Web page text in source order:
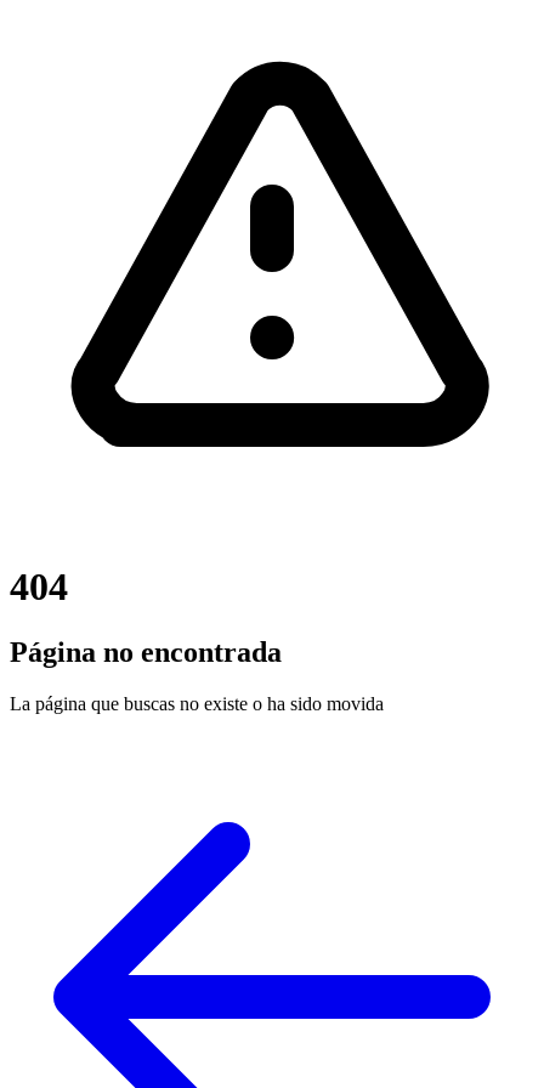
404
Página no encontrada
La página que buscas no existe o ha sido movida